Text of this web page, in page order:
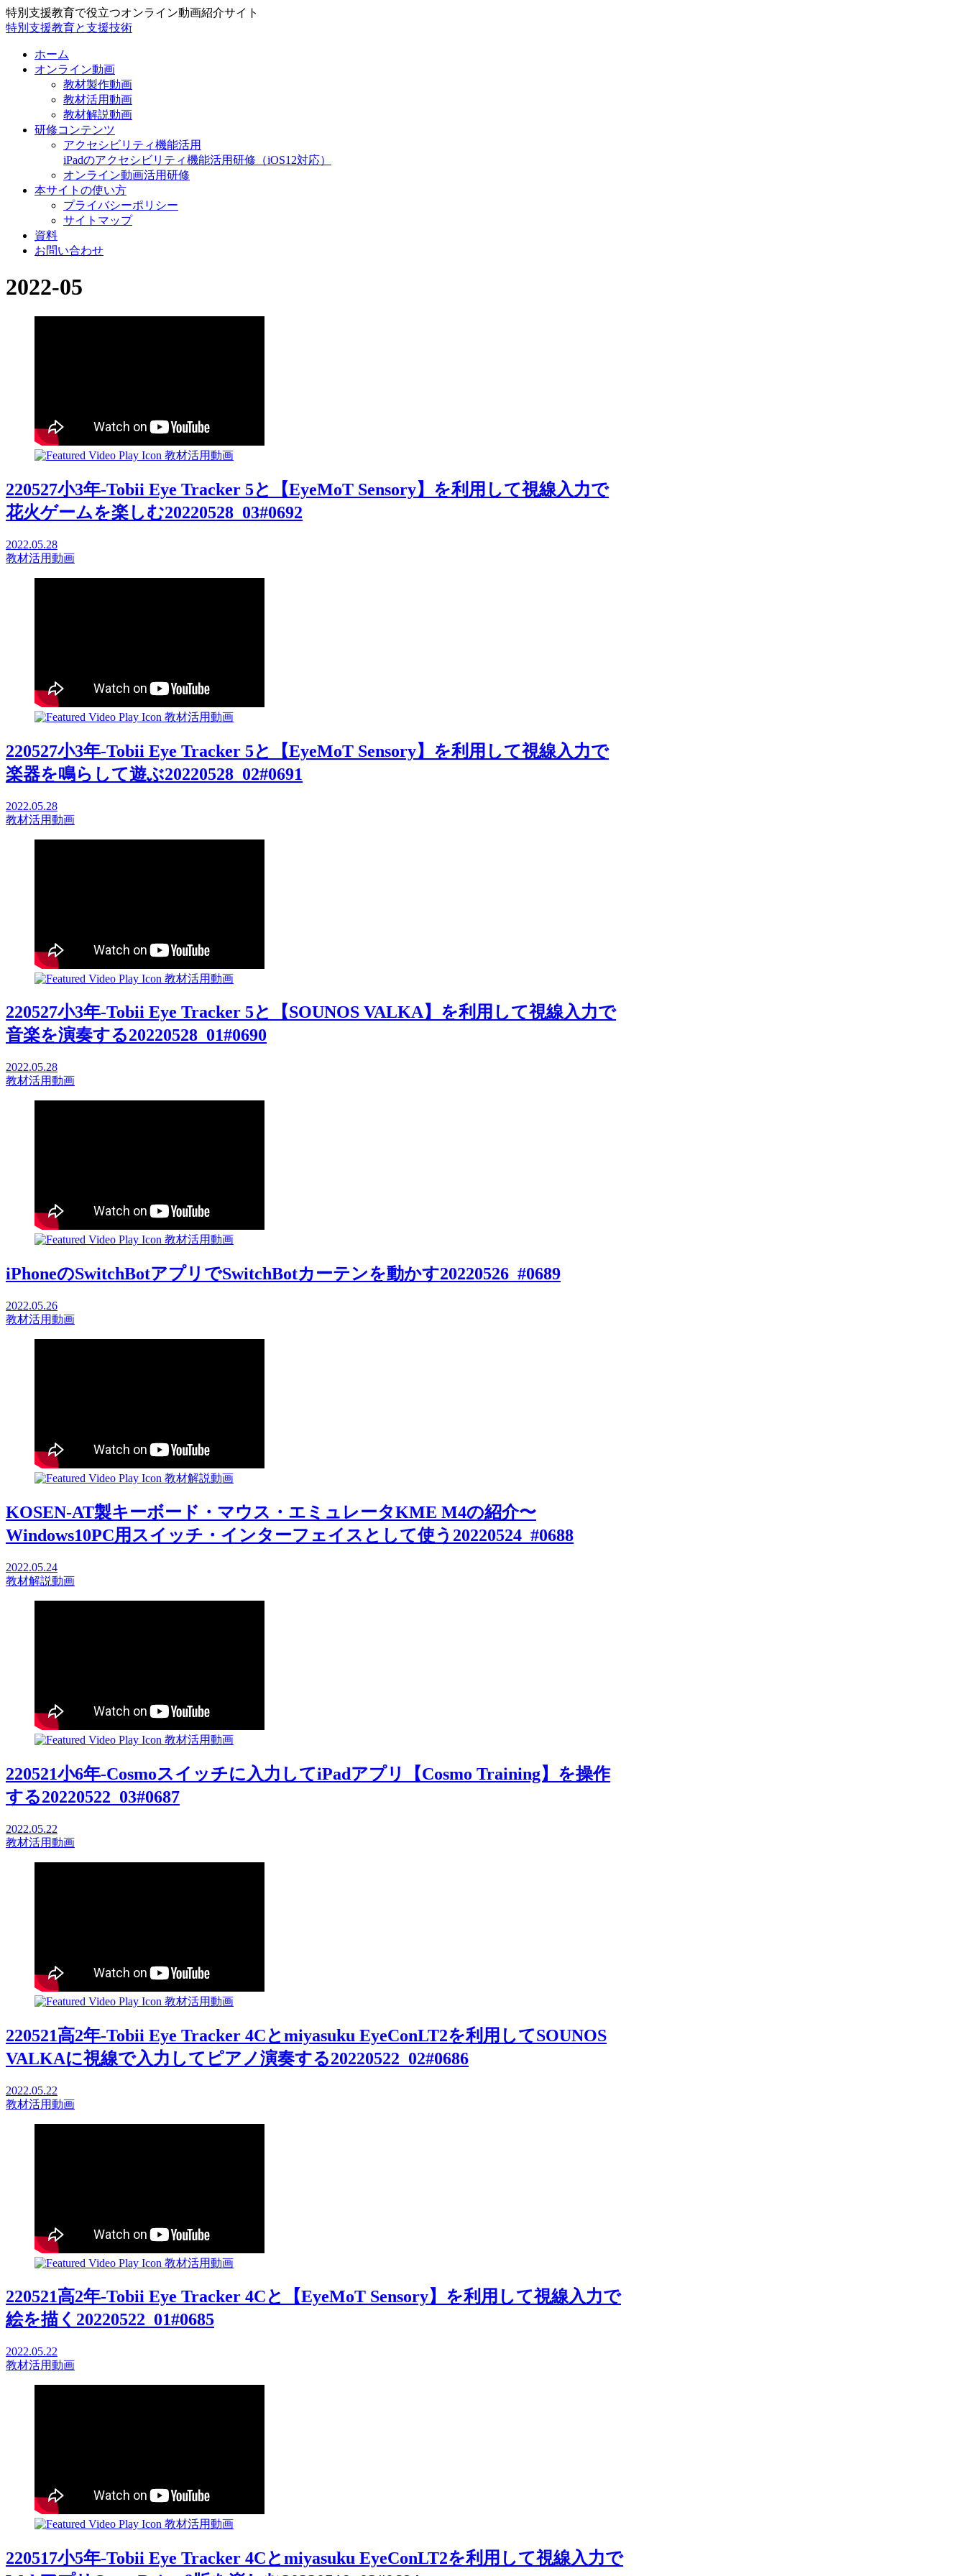
特別支援教育で役立つオンライン動画紹介サイト
特別支援教育と支援技術
ホーム
オンライン動画
教材製作動画
教材活用動画
教材解説動画
研修コンテンツ
アクセシビリティ機能活用
iPadのアクセシビリティ機能活用研修（iOS12対応）
オンライン動画活用研修
本サイトの使い方
プライバシーポリシー
サイトマップ
資料
お問い合わせ
2022-05
教材活用動画
220527小3年-Tobii Eye Tracker 5と【EyeMoT Sensory】を利用して視線入力で
花火ゲームを楽しむ20220528_03#0692
2022.05.28
教材活用動画
教材活用動画
220527小3年-Tobii Eye Tracker 5と【EyeMoT Sensory】を利用して視線入力で
楽器を鳴らして遊ぶ20220528_02#0691
2022.05.28
教材活用動画
教材活用動画
220527小3年-Tobii Eye Tracker 5と【SOUNOS VALKA】を利用して視線入力で
音楽を演奏する20220528_01#0690
2022.05.28
教材活用動画
教材活用動画
iPhoneのSwitchBotアプリでSwitchBotカーテンを動かす20220526_#0689
2022.05.26
教材活用動画
教材解説動画
KOSEN-AT製キーボード・マウス・エミュレータKME M4の紹介〜
Windows10PC用スイッチ・インターフェイスとして使う20220524_#0688
2022.05.24
教材解説動画
教材活用動画
220521小6年-Cosmoスイッチに入力してiPadアプリ【Cosmo Training】を操作
する20220522_03#0687
2022.05.22
教材活用動画
教材活用動画
220521高2年-Tobii Eye Tracker 4Cとmiyasuku EyeConLT2を利用してSOUNOS
VALKAに視線で入力してピアノ演奏する20220522_02#0686
2022.05.22
教材活用動画
教材活用動画
220521高2年-Tobii Eye Tracker 4Cと【EyeMoT Sensory】を利用して視線入力で
絵を描く20220522_01#0685
2022.05.22
教材活用動画
教材活用動画
220517小5年-Tobii Eye Tracker 4Cとmiyasuku EyeConLT2を利用して視線入力で